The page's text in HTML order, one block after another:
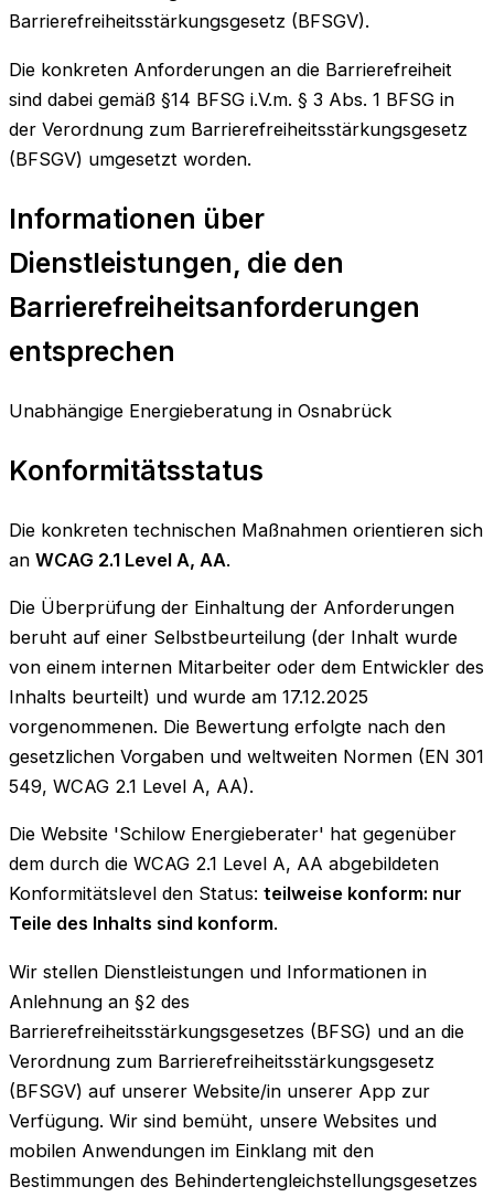
Barrierefreiheitsstärkungsgesetz (BFSGV).
Die konkreten Anforderungen an die Barrierefreiheit
sind dabei gemäß §14 BFSG i.V.m. § 3 Abs. 1 BFSG in
der Verordnung zum Barrierefreiheitsstärkungsgesetz
(BFSGV) umgesetzt worden.
Informationen über
Dienstleistungen, die den
Barrierefreiheitsanforderungen
entsprechen
Unabhängige Energieberatung in Osnabrück
Konformitätsstatus
Die konkreten technischen Maßnahmen orientieren sich
an WCAG 2.1 Level A, AA.
Die Überprüfung der Einhaltung der Anforderungen
beruht auf einer Selbstbeurteilung (der Inhalt wurde
von einem internen Mitarbeiter oder dem Entwickler des
Inhalts beurteilt) und wurde am 17.12.2025
vorgenommenen. Die Bewertung erfolgte nach den
gesetzlichen Vorgaben und weltweiten Normen (EN 301
549, WCAG 2.1 Level A, AA).
Die Website 'Schilow Energieberater' hat gegenüber
dem durch die WCAG 2.1 Level A, AA abgebildeten
Konformitätslevel den Status: teilweise konform: nur
Teile des Inhalts sind konform.
Wir stellen Dienstleistungen und Informationen in
Anlehnung an §2 des
Barrierefreiheitsstärkungsgesetzes (BFSG) und an die
Verordnung zum Barrierefreiheitsstärkungsgesetz
(BFSGV) auf unserer Website/in unserer App zur
Verfügung. Wir sind bemüht, unsere Websites und
mobilen Anwendungen im Einklang mit den
Bestimmungen des Behindertengleichstellungsgesetzes